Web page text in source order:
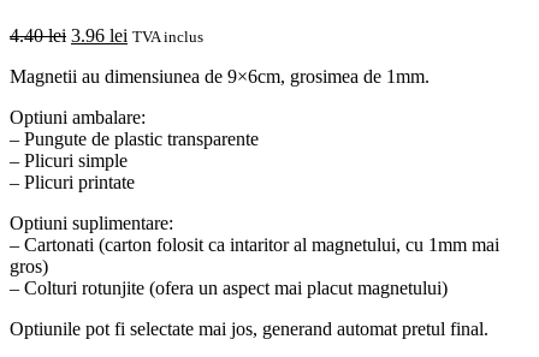
4.40lei Prețul
a
4.40 lei.
3.96 lei Prețul
este:
TVA inclus
Magnetii au dimensiunea de 9×6cm, grosimea de 1mm.
Optiuni ambalare:
– Pungute de plastic transparente
– Plicuri simple
– Plicuri printate
Optiuni suplimentare:
– Cartonati (carton folosit ca intaritor al magnetului, cu 1mm mai
gros)
– Colturi rotunjite (ofera un aspect mai placut magnetului)
Optiunile pot fi selectate mai jos, generand automat pretul final.